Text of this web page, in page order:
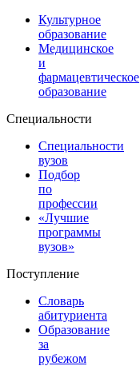
Культурное
образование
Медицинское
и
фармацевтическое
образование
Специальности
Специальности
вузов
Подбор
по
профессии
«Лучшие
программы
вузов»
Поступление
Словарь
абитуриента
Образование
за
рубежом